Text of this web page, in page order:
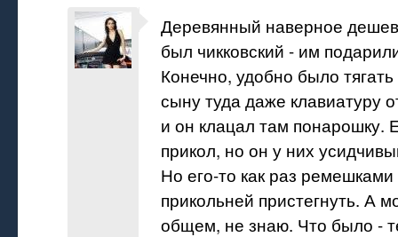
Деревянный наверное
был чикковский - им
Конечно, удобно было
сыну туда даже клавиатуру
и он клацал там понарошку.
прикол, но он у них
Но его-то как раз
прикольней пристегнуть. А
общем, не знаю. Что было -